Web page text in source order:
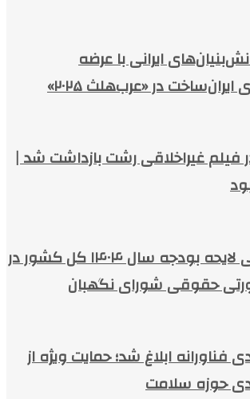
ایرانی با عرضه
در «عرب‌هلث ۲۰۲۵»
فیلم غیراخلاقی رشت بازداشت شد |
ادامه بررسی لایحه بودجه سال ۱۴۰۴ کل کشور در
حقوقی شورای نگهبان
فناورانه ابلاغ شد؛ حمایت ویژه از
حوزه سلامت